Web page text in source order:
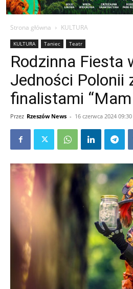
Strona główna KULTURA
KULTURA Taniec Teatr
Rodzinna Fiesta
Jedności Polonii
finalistami “Mam
Przez Rzeszów News - 16 czerwca 2024 09:30